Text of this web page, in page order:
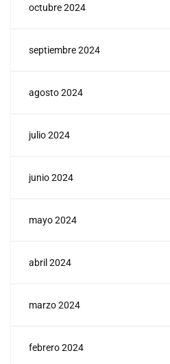
octubre 2024
septiembre 2024
agosto 2024
julio 2024
junio 2024
mayo 2024
abril 2024
marzo 2024
febrero 2024